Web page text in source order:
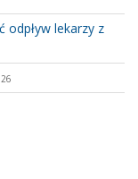
odpływ lekarzy z